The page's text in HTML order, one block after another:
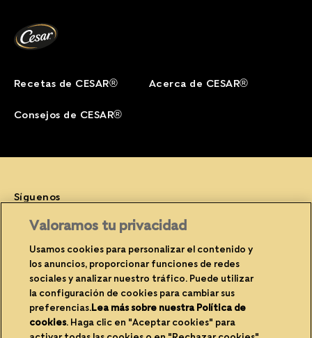
Recetas de CESAR® Acerca de CESAR®
Consejos de CESAR®
Síguenos
Privacidad(opens in new window) Cookies(opens in new window)
Avisos legales(opens in new window)Contacte con nosotros
Propietario del sitio Accesibilidad (opens in new window)
Valoramos tu privacidad
Usamos cookies para personalizar el contenido y
los anuncios, proporcionar funciones de redes
sociales y analizar nuestro tráfico. Puede utilizar
la configuración de cookies para cambiar sus
preferencias.Lea más sobre nuestra Política de
cookies(opens in a new tab)
. Haga clic en "Aceptar cookies" para